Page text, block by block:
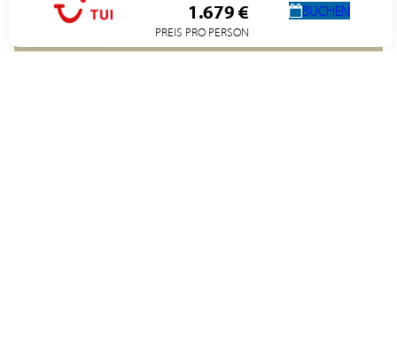
1.679 €
PREIS PRO PERSON
BUCHEN